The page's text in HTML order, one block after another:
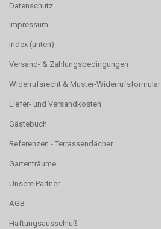
Datenschutz
Impressum
Index (unten)
Versand- & Zahlungsbedingungen
Widerrufsrecht & Muster-Widerrufsformular
Liefer- und Versandkosten
Gästebuch
Referenzen - Terrassendächer
Gartenträume
Unsere Partner
AGB
Haftungsausschluß